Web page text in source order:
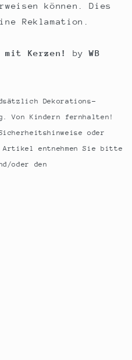
können. Dies
Reklamation.
mit Kerzen! byWB
Dekorations-
Von Kindern fernhalten!
oder
Artikel entnehmen Sie bitte
oder den